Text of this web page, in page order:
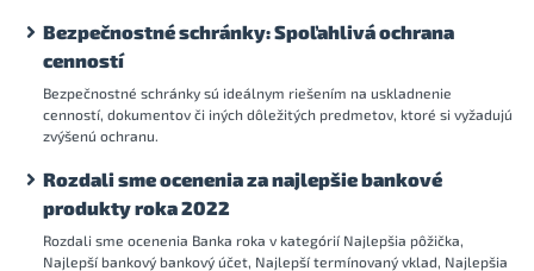
Bezpečnostné schránky: Spoľahlivá ochrana
cenností
Bezpečnostné schránky sú ideálnym riešením na uskladnenie
cenností, dokumentov či iných dôležitých predmetov, ktoré si vyžadujú
zvýšenú ochranu.
Rozdali sme ocenenia za najlepšie bankové
produkty roka 2022
Rozdali sme ocenenia Banka roka v kategórií Najlepšia pôžička,
Najlepší bankový bankový účet, Najlepší termínovaný vklad, Najlepšia